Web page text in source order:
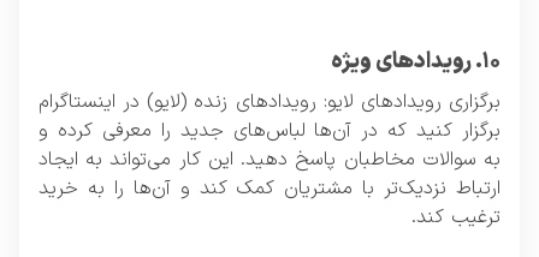
۱۰. رویدادهای ویژه
برگزاری رویدادهای لایو: رویدادهای زنده (لایو) در اینستاگرام
برگزار کنید که در آن‌ها لباس‌های جدید را معرفی کرده و
به سوالات مخاطبان پاسخ دهید. این کار می‌تواند به ایجاد
ارتباط نزدیک‌تر با مشتریان کمک کند و آن‌ها را به خرید
ترغیب کند.